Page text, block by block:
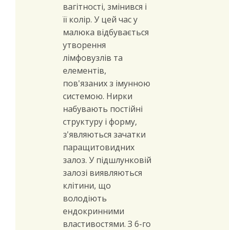
вагітності, змінився і
її колір. У цей час у
малюка відбувається
утворення
лімфовузлів та
елементів,
пов'язаних з імунною
системою. Нирки
набувають постійні
структуру і форму,
з'являються зачатки
паращитовидних
залоз. У підшлунковій
залозі виявляються
клітини, що
володіють
ендокринними
властивостями. З 6-го